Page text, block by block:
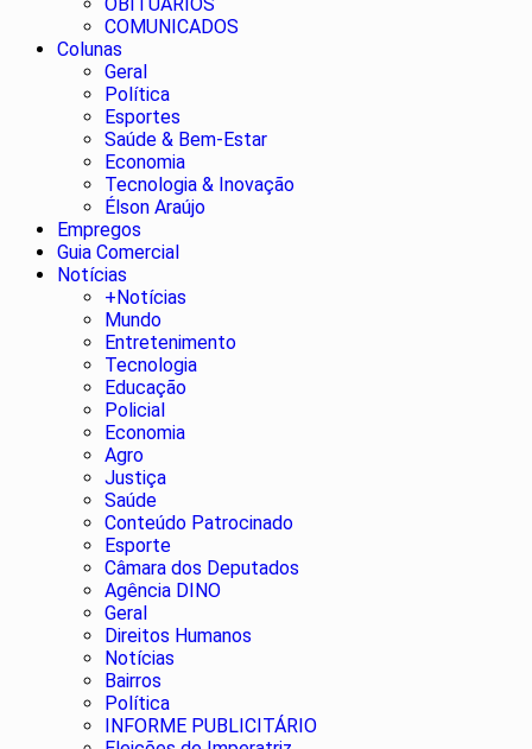
COMUNICADOS
Colunas
Geral
Política
Esportes
Saúde & Bem-Estar
Economia
Tecnologia & Inovação
Élson Araújo
Empregos
Guia Comercial
Notícias
+Notícias
Mundo
Entretenimento
Tecnologia
Educação
Policial
Economia
Agro
Justiça
Saúde
Conteúdo Patrocinado
Esporte
Câmara dos Deputados
Agência DINO
Geral
Direitos Humanos
Notícias
Bairros
Política
INFORME PUBLICITÁRIO